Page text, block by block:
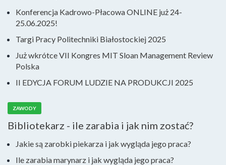
Konferencja Kadrowo-Płacowa ONLINE już 24-
25.06.2025!
Targi Pracy Politechniki Białostockiej 2025
Już wkrótce VII Kongres MIT Sloan Management Review
Polska
II EDYCJA FORUM LUDZIE NA PRODUKCJI 2025
ZAWODY
Bibliotekarz - ile zarabia i jak nim zostać?
Jakie są zarobki piekarza i jak wygląda jego praca?
Ile zarabia marynarz i jak wygląda jego praca?